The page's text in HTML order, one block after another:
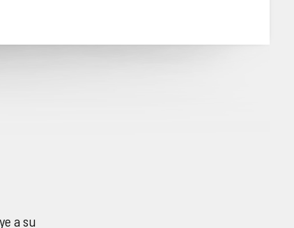
a su